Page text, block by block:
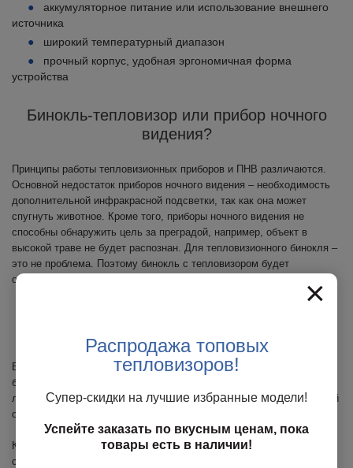
аккумуляторное питание или использование внешнего
источника
широкий температурный диапазон
прочный корпус, удобная эргономичная форма
устройства
Бинокль-тепловизор или прибор ночного
видения?
Принципы работы тепловизионных приборов и ПНВ различаются.
Основной недостаток приборов ночного видения – необходимость
дополнительной инфракрасной подсветки, так как она может
спугнуть животное. Кроме того, приборы ночного видения не
способны обнаружить цель за преградой, например, объект в
высокой траве не будет распознан. Для тепловизионного бинокля –
это не проблема. Поэтому бинокль с тепловизором будет
оптимальным вариантом для ночной охоты.
В нашей компании вы можете приобрести тепловизионный
бинокуляр для охоты по выгодной цене. Мы подобрали для вас
лучшие модели, которые станут незаменимым атрибутом успешной
охоты и источником незабываемых впечатлений.
Купить ночной бинокль для охоты можно из наличия или под заказ,
с доставкой в любой регион России. Наши специалисты
×
Распродажа топовых
тепловизоров!
Супер-скидки на лучшие избранные модели!
Успейте заказать по вкусным ценам, пока
товары есть в наличии!